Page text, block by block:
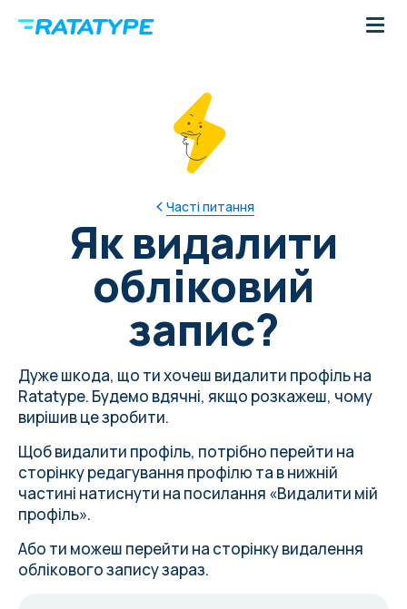
Часті питання
Як видалити
обліковий
запис?
Дуже шкода, що ти хочеш видалити профіль на
Ratatype. Будемо вдячні, якщо розкажеш, чому
вирішив це зробити.
Щоб видалити профіль, потрібно перейти на
сторінку редагування профілю та в нижній
частині натиснути на посилання «Видалити мій
профіль».
Або ти можеш перейти на сторінку видалення
облікового записузараз.